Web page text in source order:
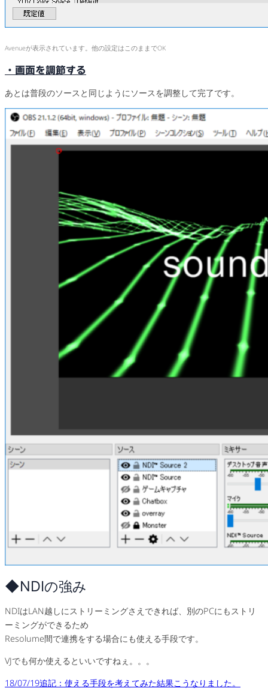
Avenueが表示されています。他の設定はこのままでOK
・画面を調節する
あとは普段のソースと同じようにソースを調整して完了です。
◆NDIの強み
NDIはLAN越しにストリーミングさえできれば、別のPCにもストリ
ーミングができるため
Resolume間で連携をする場合にも使える手段です。
VJでも何か使えるといいですねぇ。。。
18/07/19追記：使える手段を考えてみた結果こうなりました。